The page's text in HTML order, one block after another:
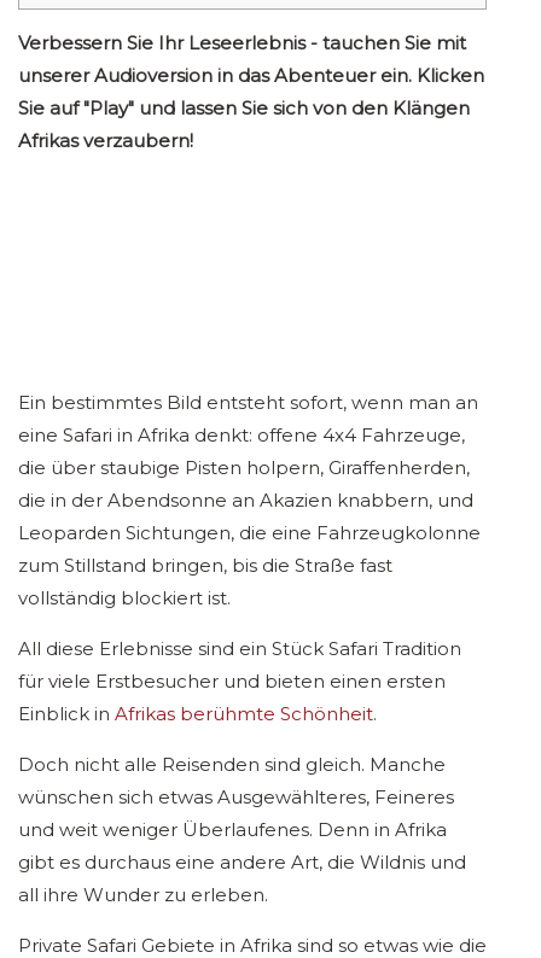
Verbessern Sie Ihr Leseerlebnis - tauchen Sie mit
unserer Audioversion in das Abenteuer ein. Klicken
Sie auf "Play" und lassen Sie sich von den Klängen
Afrikas verzaubern!
Ein bestimmtes Bild entsteht sofort, wenn man an
eine Safari in Afrika denkt: offene 4x4 Fahrzeuge,
die über staubige Pisten holpern, Giraffenherden,
die in der Abendsonne an Akazien knabbern, und
Leoparden Sichtungen, die eine Fahrzeugkolonne
zum Stillstand bringen, bis die Straße fast
vollständig blockiert ist.
All diese Erlebnisse sind ein Stück Safari Tradition
für viele Erstbesucher und bieten einen ersten
Einblick in Afrikas berühmte Schönheit.
Doch nicht alle Reisenden sind gleich. Manche
wünschen sich etwas Ausgewählteres, Feineres
und weit weniger Überlaufenes. Denn in Afrika
gibt es durchaus eine andere Art, die Wildnis und
all ihre Wunder zu erleben.
Private Safari Gebiete in Afrika sind so etwas wie die